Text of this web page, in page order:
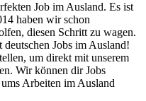
Job im Ausland. Es ist
haben wir schon
diesen Schritt zu wagen.
Jobs im Ausland!
um direkt mit unserem
Wir können dir Jobs
Arbeiten im Ausland